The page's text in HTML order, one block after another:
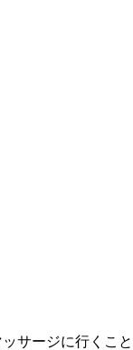
サージに行くこと